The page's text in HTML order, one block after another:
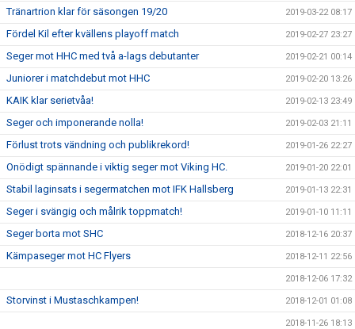
Tränartrion klar för säsongen 19/20 2019-03-22 08:17
Fördel Kil efter kvällens playoff match 2019-02-27 23:27
Seger mot HHC med två a-lags debutanter 2019-02-21 00:14
Juniorer i matchdebut mot HHC 2019-02-20 13:26
KAIK klar serietvåa! 2019-02-13 23:49
Seger och imponerande nolla! 2019-02-03 21:11
Förlust trots vändning och publikrekord! 2019-01-26 22:27
Onödigt spännande i viktig seger mot Viking HC. 2019-01-20 22:01
Stabil laginsats i segermatchen mot IFK Hallsberg 2019-01-13 22:31
Seger i svängig och målrik toppmatch! 2019-01-10 11:11
Seger borta mot SHC 2018-12-16 20:37
Kämpaseger mot HC Flyers 2018-12-11 22:56
2018-12-06 17:32
Storvinst i Mustaschkampen! 2018-12-01 01:08
2018-11-26 18:13